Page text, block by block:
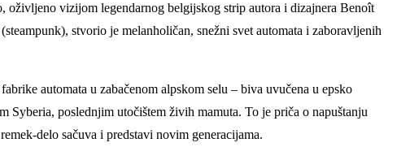
vizijom legendarnog belgijskog strip autora i dizajnera Benoît
stvorio je melanholičan, snežni svet automata i zaboravljenih
automata u zabačenom alpskom selu – biva uvučena u epsko
Syberia, poslednjim utočištem živih mamuta. To je priča o napuštanju
delo sačuva i predstavi novim generacijama.